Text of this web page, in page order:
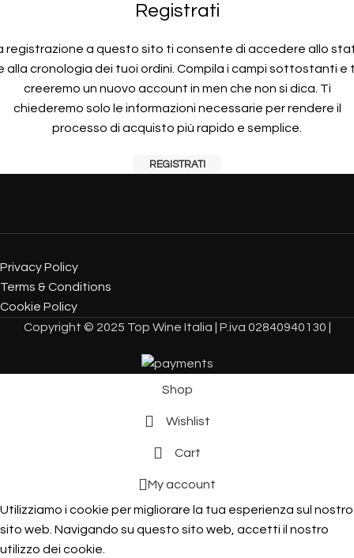
Registrati
registrazione a questo sito ti consente di accedere allo
alla cronologia dei tuoi ordini. Compila i campi sottostanti e
creeremo un nuovo account in men che non si dica. Ti
chiederemo solo le informazioni necessarie per rendere il
processo di acquisto più rapido e semplice.
REGISTRATI
Privacy Policy
Terms & Conditions
Cookie Policy
Copyright © 2025 Top Wine Italia | P.iva 02840940130 |
Shop
Wishlist
Cart
My account
Utilizziamo i cookie per migliorare la tua esperienza sul nostro
sito web. Navigando su questo sito web, accetti il ​​nostro
utilizzo dei cookie.